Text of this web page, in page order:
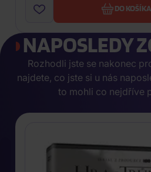
DO KOŠÍKA
NAPOSLEDY
Rozhodli jste se nakonec
najdete, co jste si u nás
to mohli co nejdříve